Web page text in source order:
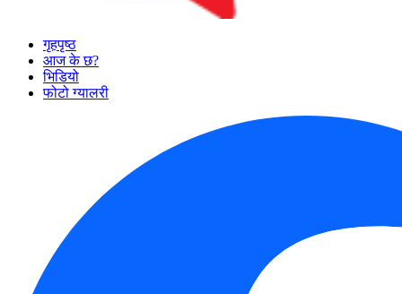
गृहपृष्ठ
आज के छ?
भिडियो
फोटो ग्यालरी